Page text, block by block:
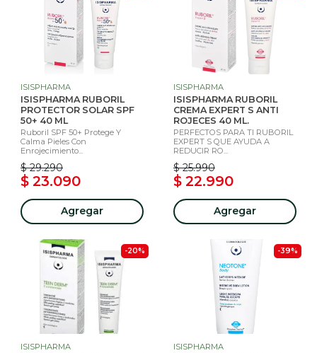
ISISPHARMA
ISISPHARMA RUBORIL
PROTECTOR SOLAR SPF
50+ 40 ML
Ruboril SPF 50+ Protege Y
Calma Pieles Con
Enrojecimiento...
$ 29.290
$ 23.090
Agregar
ISISPHARMA
ISISPHARMA RUBORIL
CREMA EXPERT S ANTI
ROJECES 40 ML.
PERFECTOS PARA TI RUBORIL
EXPERT S QUE AYUDA A
REDUCIR RO...
$ 25.990
$ 22.990
Agregar
-20%
ISISPHARMA
-39%
ISISPHARMA